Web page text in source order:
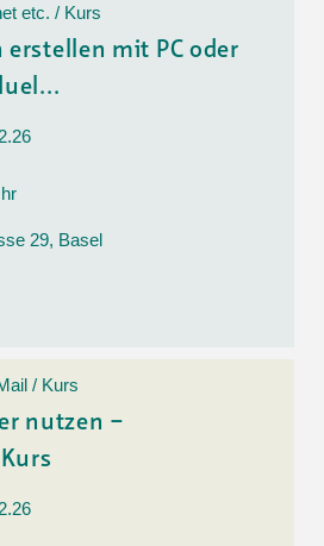
etc. / Kurs
erstellen mit PC oder
29, Basel
/ Kurs
nutzen –